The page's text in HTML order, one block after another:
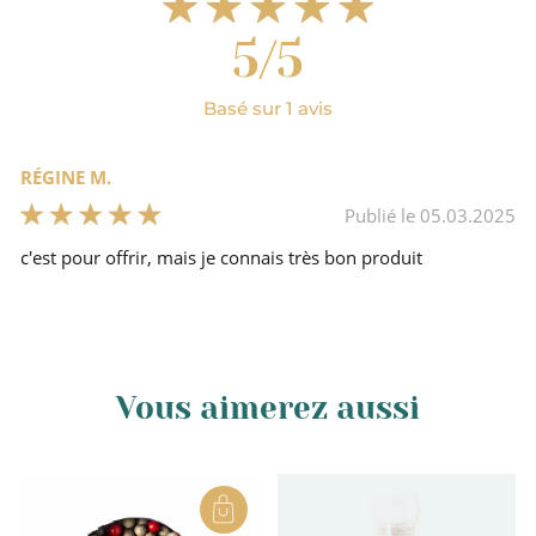
5/5
Basé sur 1 avis
RÉGINE M.
Publié le 05.03.2025
c'est pour offrir, mais je connais très bon produit
Vous aimerez aussi